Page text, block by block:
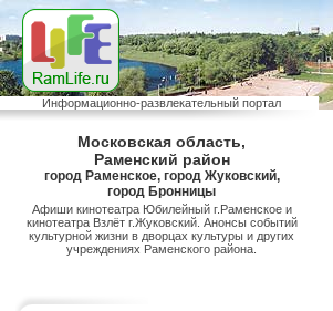
Информационно-развлекательный портал
Московская область,
Раменский район
город Раменское, город Жуковский,
город Бронницы
Афиши кинотеатра Юбилейный г.Раменское и
кинотеатра Взлёт г.Жуковский. Анонсы событий
культурной жизни в дворцах культуры и других
учреждениях Раменского района.